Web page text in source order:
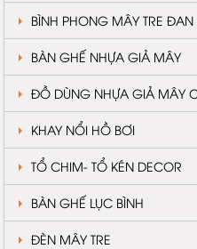
BÌNH PHONG MÂY TRE ĐAN
BÀN GHẾ NHỰA GIẢ MÂY
ĐỒ DÙNG NHỰA GIẢ MÂY
KHAY NỔI HỒ BƠI
TỔ CHIM- TỔ KÉN DECOR
BÀN GHẾ LỤC BÌNH
ĐÈN MÂY TRE